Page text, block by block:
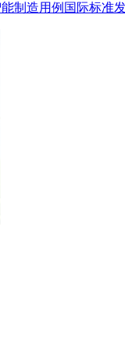
制造用例国际标准